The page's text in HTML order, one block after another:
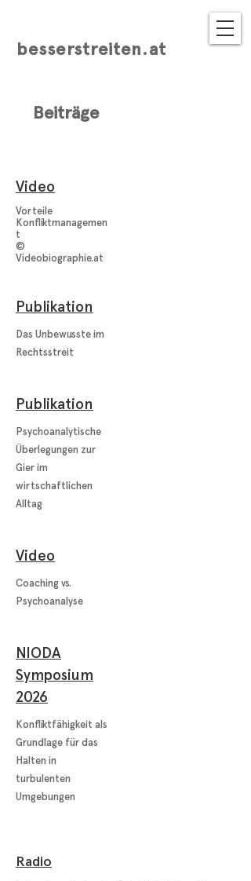
besserstreiten.at
Beiträge
Video
Vorteile
Konfliktmanagemen
t
©
Videobiographie.at
Publikation
Das Unbewusste im
Rechtsstreit
Publikation
Psychoanalytische
Überlegungen zur
Gier im
wirtschaftlichen
Alltag
Video
Coaching vs.
Psychoanalyse
NIODA
Symposium
2026
Konfliktfähigkeit als
Grundlage für das
Halten in
turbulenten
Umgebungen
Radio